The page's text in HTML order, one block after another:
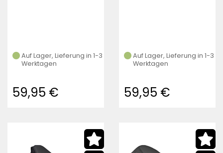
Auf Lager, Lieferung in 1-3
Werktagen
59,95 €
Auf Lager, Lieferung in 1-3
Werktagen
59,95 €